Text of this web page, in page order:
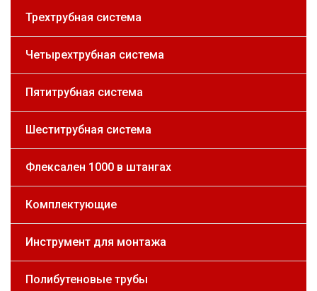
Трехтрубная система
Четырехтрубная система
Пятитрубная система
Шеститрубная система
Флексален 1000 в штангах
Комплектующие
Инструмент для монтажа
Полибутеновые трубы